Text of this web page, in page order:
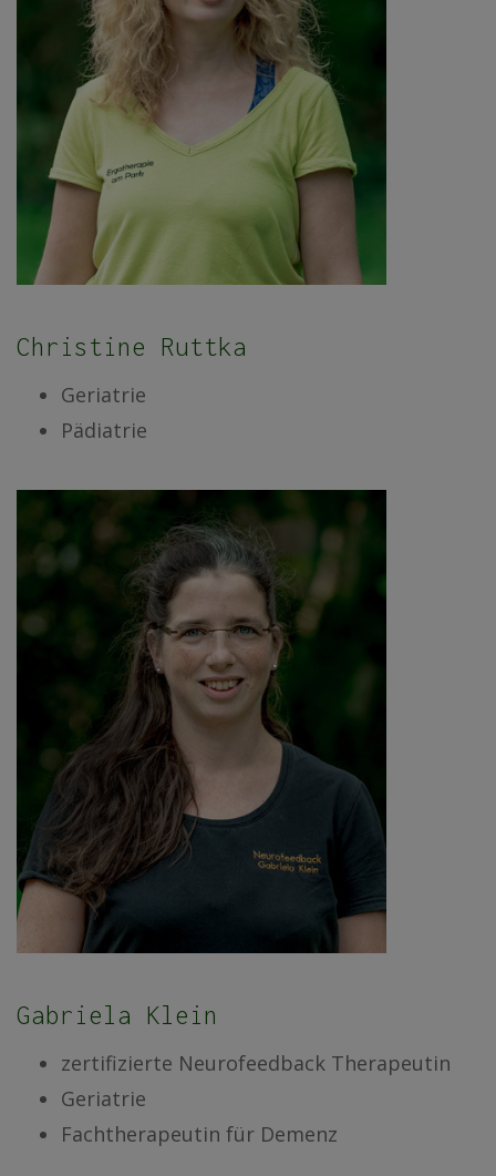
Christine Ruttka
Geriatrie
Pädiatrie
Gabriela Klein
zertifizierte Neurofeedback Therapeutin
Geriatrie
Fachtherapeutin für Demenz